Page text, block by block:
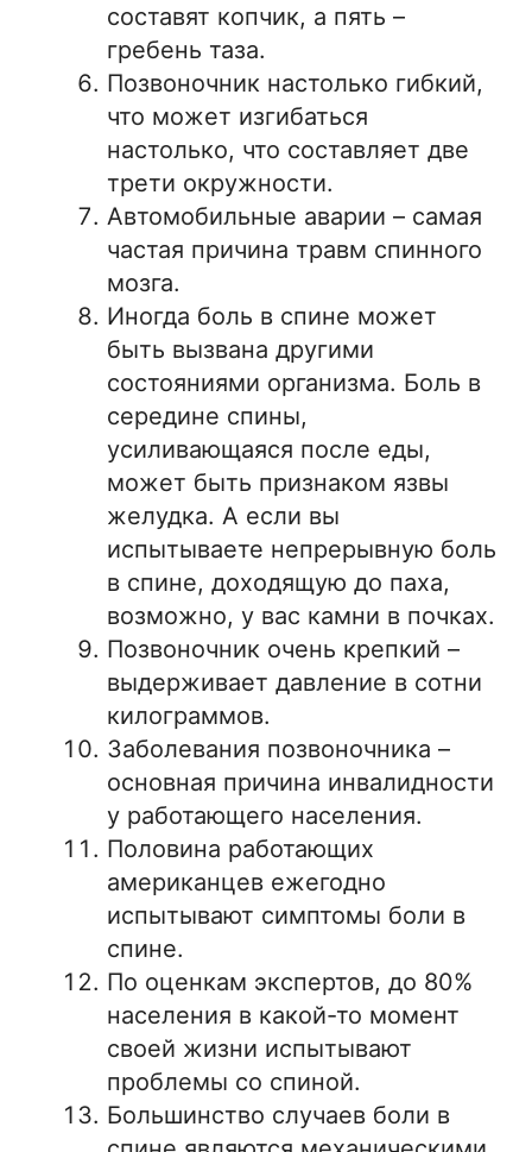
составят копчик, а пять –
гребень таза.
Позвоночник настолько гибкий,
что может изгибаться
настолько, что составляет две
трети окружности.
Автомобильные аварии – самая
частая причина травм спинного
мозга.
Иногда боль в спине может
быть вызвана другими
состояниями организма. Боль в
середине спины,
усиливающаяся после еды,
может быть признаком язвы
желудка. А если вы
испытываете непрерывную боль
в спине, доходящую до паха,
возможно, у вас камни в почках.
Позвоночник очень крепкий –
выдерживает давление в сотни
килограммов.
Заболевания позвоночника –
основная причина инвалидности
у работающего населения.
Половина работающих
американцев ежегодно
испытывают симптомы боли в
спине.
По оценкам экспертов, до 80%
населения в какой-то момент
своей жизни испытывают
проблемы со спиной.
Большинство случаев боли в